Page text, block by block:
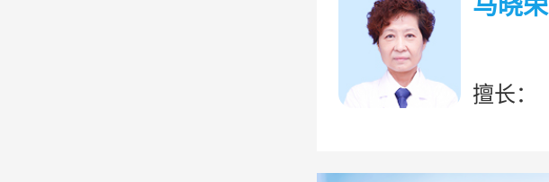
马晓荣
擅长：